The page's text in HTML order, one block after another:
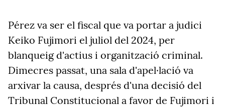
Pérez va ser el fiscal que va portar a judici
Keiko Fujimori el juliol del 2024, per
blanqueig d'actius i organització criminal.
Dimecres passat, una sala d'apel·lació va
arxivar la causa, després d'una decisió del
Tribunal Constitucional a favor de Fujimori i